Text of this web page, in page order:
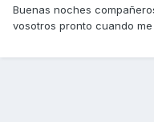
Buenas noches
vosotros pronto cuando